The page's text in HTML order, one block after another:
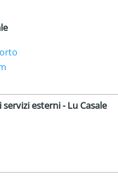
esterni - Lu Casale